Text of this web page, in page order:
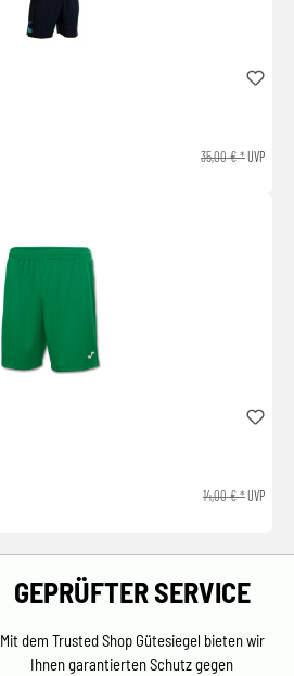
35,00 € *UVP
14,00 € *UVP
GEPRÜFTER SERVICE
Mit dem Trusted Shop Gütesiegel bieten wir
Ihnen garantierten Schutz gegen